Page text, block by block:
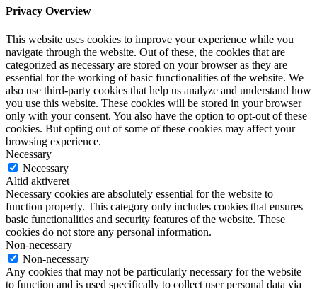
Privacy Overview
This website uses cookies to improve your experience while you
navigate through the website. Out of these, the cookies that are
categorized as necessary are stored on your browser as they are
essential for the working of basic functionalities of the website. We
also use third-party cookies that help us analyze and understand how
you use this website. These cookies will be stored in your browser
only with your consent. You also have the option to opt-out of these
cookies. But opting out of some of these cookies may affect your
browsing experience.
Necessary
Necessary
Altid aktiveret
Necessary cookies are absolutely essential for the website to
function properly. This category only includes cookies that ensures
basic functionalities and security features of the website. These
cookies do not store any personal information.
Non-necessary
Non-necessary
Any cookies that may not be particularly necessary for the website
to function and is used specifically to collect user personal data via